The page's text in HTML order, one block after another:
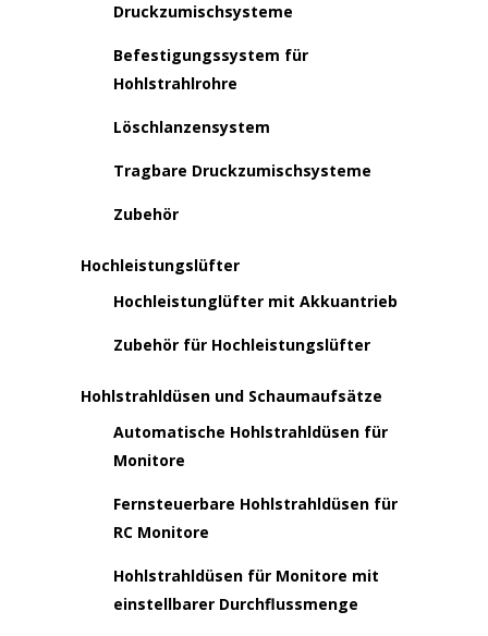
Druckzumischsysteme
Befestigungssystem für
Hohlstrahlrohre
Löschlanzensystem
Tragbare Druckzumischsysteme
Zubehör
Hochleistungslüfter
Hochleistunglüfter mit Akkuantrieb
Zubehör für Hochleistungslüfter
Hohlstrahldüsen und Schaumaufsätze
Automatische Hohlstrahldüsen für
Monitore
Fernsteuerbare Hohlstrahldüsen für
RC Monitore
Hohlstrahldüsen für Monitore mit
einstellbarer Durchflussmenge